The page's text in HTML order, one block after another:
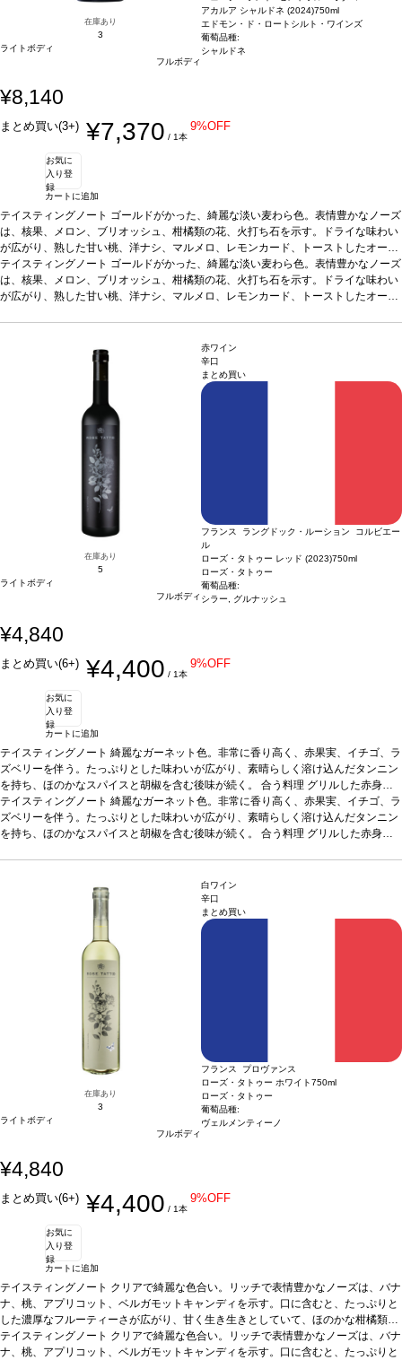
在庫あり
3
ライトボディ
フルボディ
アカルア シャルドネ (2024)750ml
エドモン・ド・ロートシルト・ワインズ
葡萄品種:
シャルドネ
¥8,140
まとめ買い(3+) ¥7,370 / 1本
9%OFF
お気に
入り登
録
カートに追加
テイスティングノート ゴールドがかった、綺麗な淡い麦わら色。表情豊かなノーズ
は、核果、メロン、ブリオッシュ、柑橘類の花、火打ち石を示す。ドライな味わい
が広がり、熟した甘い桃、洋ナシ、マルメロ、レモンカード、トーストしたオーク
が感じられる。素晴らしくバランスが取れていて、リッチで凝縮した、核果を含む
長い余韻のフィニッシュが続く。合う料理グリル魚、キノコのリゾット、ロース
ト野菜、山羊のチーズやグリュイエールなどと好相性、またアペリティフにも最適
テイスティングノート ゴールドがかった、綺麗な淡い麦わら色。表情豊かなノーズ
は、核果、メロン、ブリオッシュ、柑橘類の花、火打ち石を示す。ドライな味わい
が広がり、熟した甘い桃、洋ナシ、マルメロ、レモンカード、トーストしたオーク
ト野菜、山羊のチーズやグリュイエールなどと好相性、またアペリティフにも最適
シャルドネ サスティナブル認証SWNZ認証
場合、在庫があり価格が同様の場合は自動的に次のヴィンテージに変更されます、
在庫あり
5
ライトボディ
フルボディ
赤ワイン
辛口
まとめ買い
フランス ラングドック・ルーション コルビエー
ル
ローズ・タトゥー レッド (2023)750ml
ローズ・タトゥー
葡萄品種:
シラー, グルナッシュ
¥4,840
まとめ買い(6+) ¥4,400 / 1本
9%OFF
お気に
入り登
録
カートに追加
テイスティングノート 綺麗なガーネット色。非常に香り高く、赤果実、イチゴ、ラ
ズベリーを伴う。たっぷりとした味わいが広がり、素晴らしく溶け込んだタンニン
を持ち、ほのかなスパイスと胡椒を含む後味が続く。 合う料理 グリルした赤身
肉、チキン、ステーキ、グリルした野菜、山羊のチーズ 葡萄品種シラー 70%、グ
ルナッシュ 30% 認証HVE3認証*本ヴィンテージが在庫切れの場合、在庫があり価
格が同様の場合は自動的に次のヴィンテージに変更されます、ご了承ください。
テイスティングノート 綺麗なガーネット色。非常に香り高く、赤果実、イチゴ、ラ
ズベリーを伴う。たっぷりとした味わいが広がり、素晴らしく溶け込んだタンニン
を持ち、ほのかなスパイスと胡椒を含む後味が続く。 合う料理 グリルした赤身
格が同様の場合は自動的に次のヴィンテージに変更されます、ご了承ください。
在庫あり
3
ライトボディ
フルボディ
白ワイン
辛口
まとめ買い
フランス プロヴァンス
ローズ・タトゥー ホワイト750ml
ローズ・タトゥー
葡萄品種:
ヴェルメンティーノ
¥4,840
まとめ買い(6+) ¥4,400 / 1本
9%OFF
お気に
入り登
録
カートに追加
テイスティングノート クリアで綺麗な色合い。リッチで表情豊かなノーズは、バナ
ナ、桃、アプリコット、ベルガモットキャンディを示す。口に含むと、たっぷりと
した濃厚なフルーティーさが広がり、甘く生き生きとしていて、ほのかな柑橘類も
感じられる。合う料理アペリティフ/甲殻類、サラダなどと好相性葡萄品種ヴェル
メンティーノ 100% *本ヴィンテージが在庫切れの場合、在庫があり価格が同様の
テイスティングノート クリアで綺麗な色合い。リッチで表情豊かなノーズは、バナ
ナ、桃、アプリコット、ベルガモットキャンディを示す。口に含むと、たっぷりと